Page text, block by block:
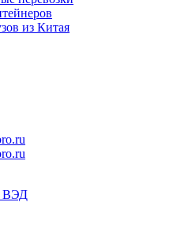
из Китая
ВЭД